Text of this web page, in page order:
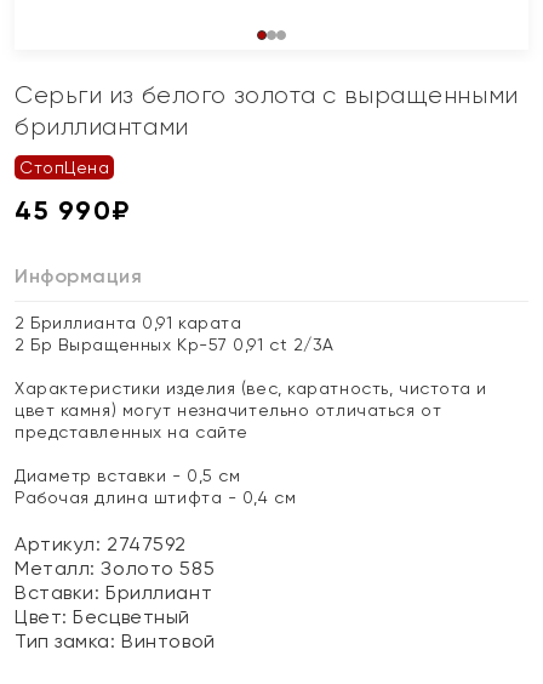
Серьги из белого золота с выращенными
бриллиантами
СтопЦена
45 990₽
Информация
2 Бриллианта 0,91 карата
2 Бр Выращенных Кр-57 0,91 ct 2/3А
Характеристики изделия (вес, каратность, чистота и
цвет камня) могут незначительно отличаться от
представленных на сайте
Диаметр вставки - 0,5 см
Рабочая длина штифта - 0,4 см
Артикул: 2747592
Металл:Золото 585
Вставки:Бриллиант
Цвет:Бесцветный
Тип замка:Винтовой